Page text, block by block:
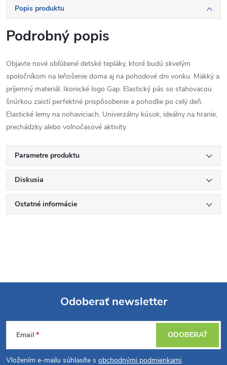
Popis produktu
Podrobný popis
Objavte nové obľúbené detské tepláky, ktoré budú skvelým
spoločníkom na leňošenie doma aj na pohodové dni vonku. Mäkký a
príjemný materiál. Ikonické logo Gap. Elastický pás so sťahovacou
šnúrkou zaistí perfektné prispôsobenie a pohodlie po celý deň.
Elastické lemy na nohaviciach. Univerzálny kúsok, ideálny na hranie,
prechádzky alebo voľnočasové aktivity.
Parametre produktu
Diskusia
Ostatné informácie
Z
á
Odoberať newsletter
Email
Vložením e-mailu súhlasíte s obchodnými podmienkami.
ODOBERAŤ